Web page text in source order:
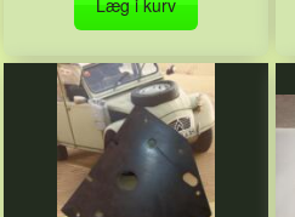
Læg i kurv